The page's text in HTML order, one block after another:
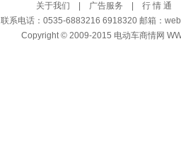
关于我们 广告服务 行 情 通
联系电话：0535-6883216 6918320 邮箱：
Copyright © 2009-2015 电动车商情网